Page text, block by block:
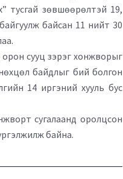
тусгай зөвшөөрөлтэй 19,
байсан 11 нийт 30
сууц зэрэг хонжворыг
байдлыг бий болгон
14 иргэний хууль бус
сугалаанд оролцсон
байна.